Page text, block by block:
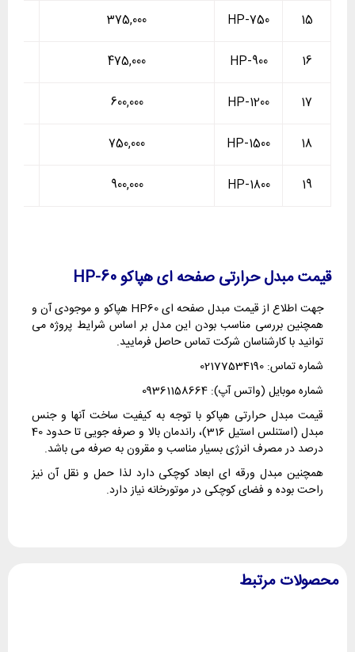
15
HP-750
375,000
16
HP-900
475,000
17
HP-1200
600,000
18
HP-1500
750,000
19
HP-1800
900,000
قیمت مبدل حرارتی صفحه ای هپاکو HP-60
جهت اطلاع از قیمت مبدل صفحه ای HP60 هپاکو و موجودی آن و
همچنین بررسی مناسب بودن این مدل بر اساس شرایط پروژه می
توانید با کارشناسان شرکت تماس حاصل فرمایید.
شماره تماس: 02177534190
شماره موبایل (واتس آپ): 09361158664
قیمت مبدل حرارتی هپاکو با توجه به کیفیت ساخت آنها و جنس
مبدل (استنلس استیل 316)، راندمان بالا و صرفه جویی تا حدود 40
درصد در مصرف انرژی بسیار مناسب و مقرون به صرفه می باشد.
همچنین مبدل ورقه ای ابعاد کوچکی دارد لذا حمل و نقل آن نیز
راحت بوده و فضای کوچکی در موتورخانه نیاز دارد.
محصولات مرتبط